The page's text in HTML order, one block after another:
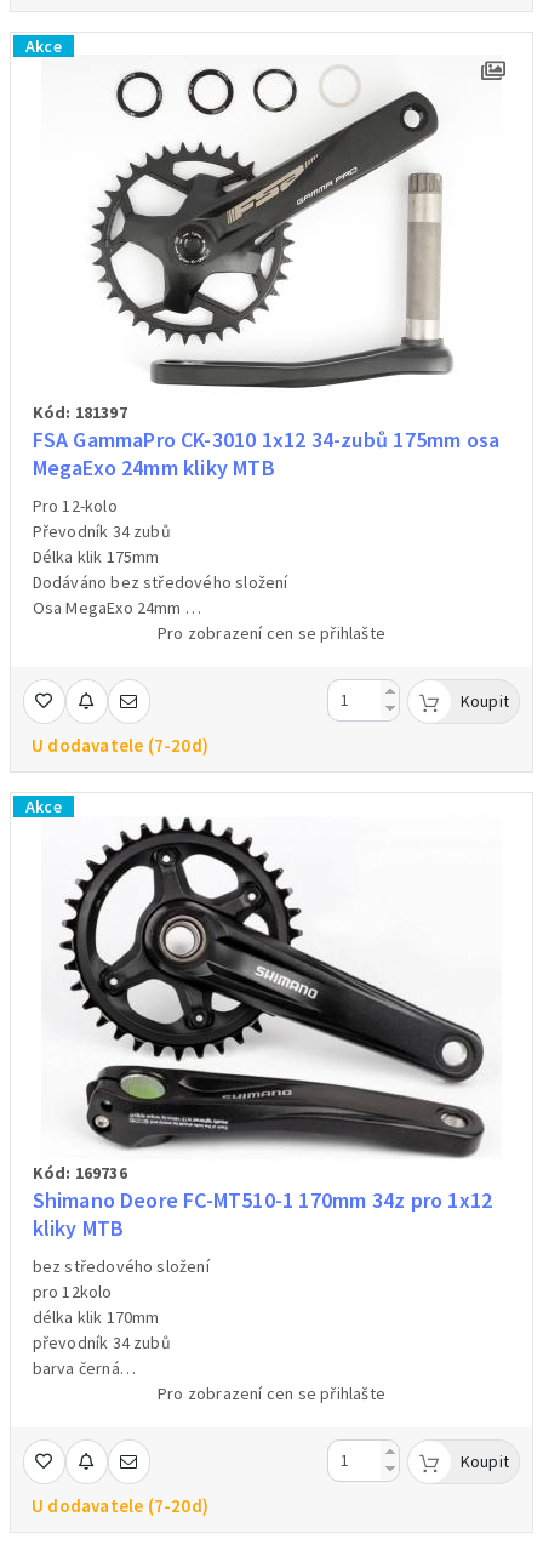
Akce
Kód: 181397
FSA GammaPro CK-3010 1x12 34-zubů 175mm osa
MegaExo 24mm kliky MTB
Pro 12-kolo
Převodník 34 zubů
Délka klik 175mm
Dodáváno bez středového složení
Osa MegaExo 24mm
Pro zobrazení cen se přihlašte
U dodavatele (7-20d)
Koupit
Akce
Kód: 169736
Shimano Deore FC-MT510-1 170mm 34z pro 1x12
kliky MTB
bez středového složení
pro 12kolo
délka klik 170mm
převodník 34 zubů
barva černá
hmotnost 798g/váženo/Pro zobrazení cen se přihlašte
U dodavatele (7-20d)
Koupit